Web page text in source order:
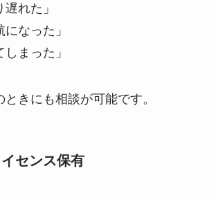
遅れた」
になった」
しまった」
きにも相談が可能です。
センス保有